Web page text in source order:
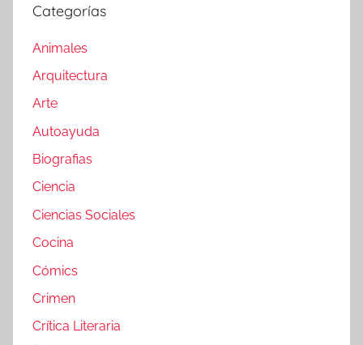
Categorías
Animales
Arquitectura
Arte
Autoayuda
Biografias
Ciencia
Ciencias Sociales
Cocina
Cómics
Crimen
Crítica Literaria